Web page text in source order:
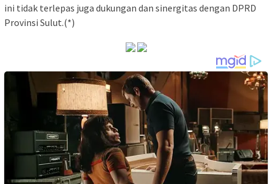
ini tidak terlepas juga dukungan dan sinergitas dengan DPRD
Provinsi Sulut.(*)